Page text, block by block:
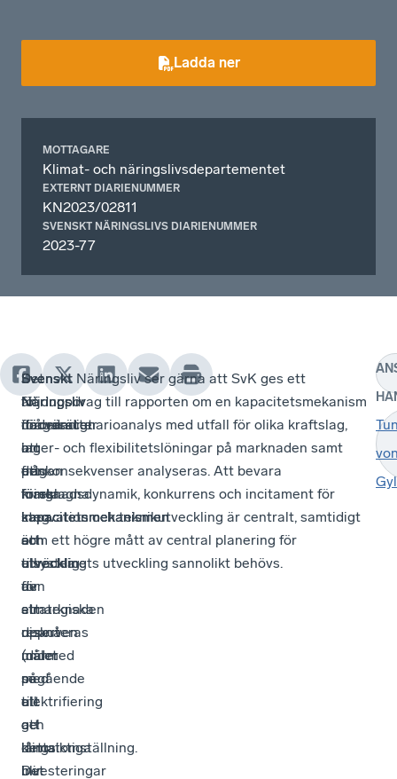
Ladda ner
MOTTAGARE
Klimat- och näringslivsdepartementet
EXTERNT DIARIENUMMER
KN2023/02811
SVENSKT NÄRINGSLIVS DIARIENUMMER
2023-77
Det
är
nödvändigt
att
frågan
kring
kapacitetsmekanismer
och
utveckling
av
elmarknaden
diskuteras
under
pågående
elektrifiering
och
klimatomställning.
Det
Svenskt
Näringsliv
ifrågasätter
om
den
föreslagna
kapacitetsmekanismen
är
tillräcklig
för
att
uppnå
målet
med
att
ge
långsiktiga
investeringar
Svenskt
Näringsliv
förordar
i
ett
första
steg
att
utveckla
den
strategiska
reserven
(därmed
se
till
att
detta
blir
Svenskt Näringsliv ser gärna att SvK ges ett
följduppdrag till rapporten om en kapacitetsmekanism
där en scenarioanalys med utfall för olika kraftslag,
lager- och flexibilitetslöningar på marknaden samt
priskonsekvenser analyseras. Att bevara
marknadsdynamik, konkurrens och incitament för
innovation och teknikutveckling är centralt, samtidigt
som ett högre mått av central planering för
elsystemets utveckling sannolikt behövs.